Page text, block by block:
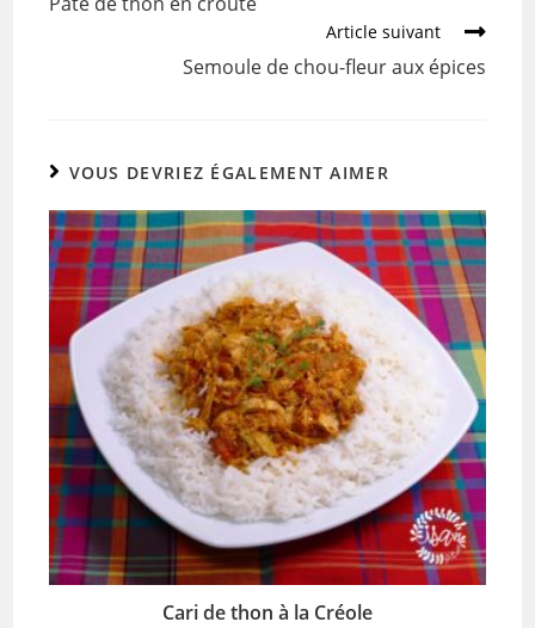
Article suivant
Semoule de chou-fleur aux épices
VOUS DEVRIEZ ÉGALEMENT AIMER
Cari de thon à la Créole